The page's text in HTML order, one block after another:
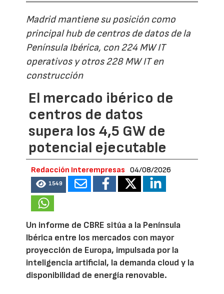
Madrid mantiene su posición como
principal hub de centros de datos de la
Península Ibérica, con 224 MW IT
operativos y otros 228 MW IT en
construcción
El mercado ibérico de
centros de datos
supera los 4,5 GW de
potencial ejecutable
Redacción Interempresas 04/08/2026
1549
Un informe de CBRE sitúa a la Península
Ibérica entre los mercados con mayor
proyección de Europa, impulsada por la
inteligencia artificial, la demanda cloud y la
disponibilidad de energía renovable.